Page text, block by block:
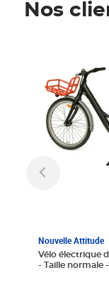
Nos
Nouvelle Attitude
Vélo électrique
- Taille normale